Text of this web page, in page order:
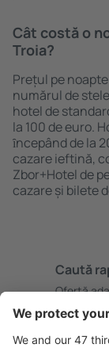
Cât costă o
Troia?
Prețul pe
numărul de
hotel de
la 100 de euro.
ȋncepând de la
cazare ieftină,
Zbor+Hotel de
cazare și bilete
Caută
Ofertă